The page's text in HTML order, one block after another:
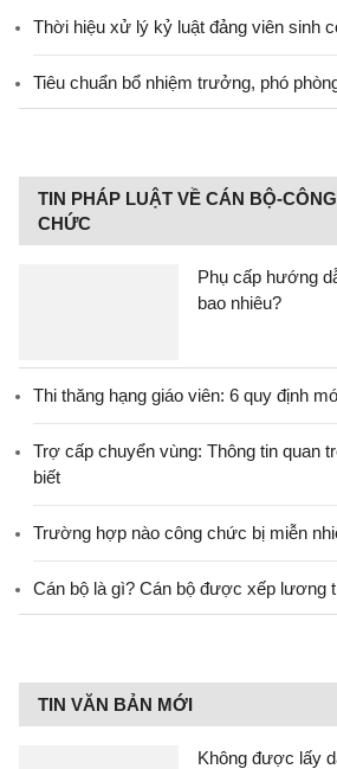
Thời hiệu xử lý kỷ luật đảng viên sinh
Tiêu chuẩn bổ nhiệm trưởng, phó
TIN PHÁP LUẬT VỀ CÁN BỘ-
CHỨC
Phụ cấp hướng
bao nhiêu?
Thi thăng hạng giáo viên: 6 quy định
Trợ cấp chuyển vùng: Thông tin quan
biết
Trường hợp nào công chức bị miễn
Cán bộ là gì? Cán bộ được xếp lương
TIN VĂN BẢN MỚI
Không được lấy